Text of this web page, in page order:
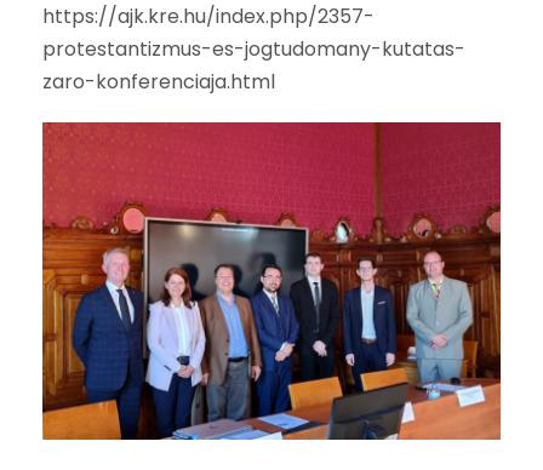
https://ajk.kre.hu/index.php/2357-
protestantizmus-es-jogtudomany-kutatas-
zaro-konferenciaja.html